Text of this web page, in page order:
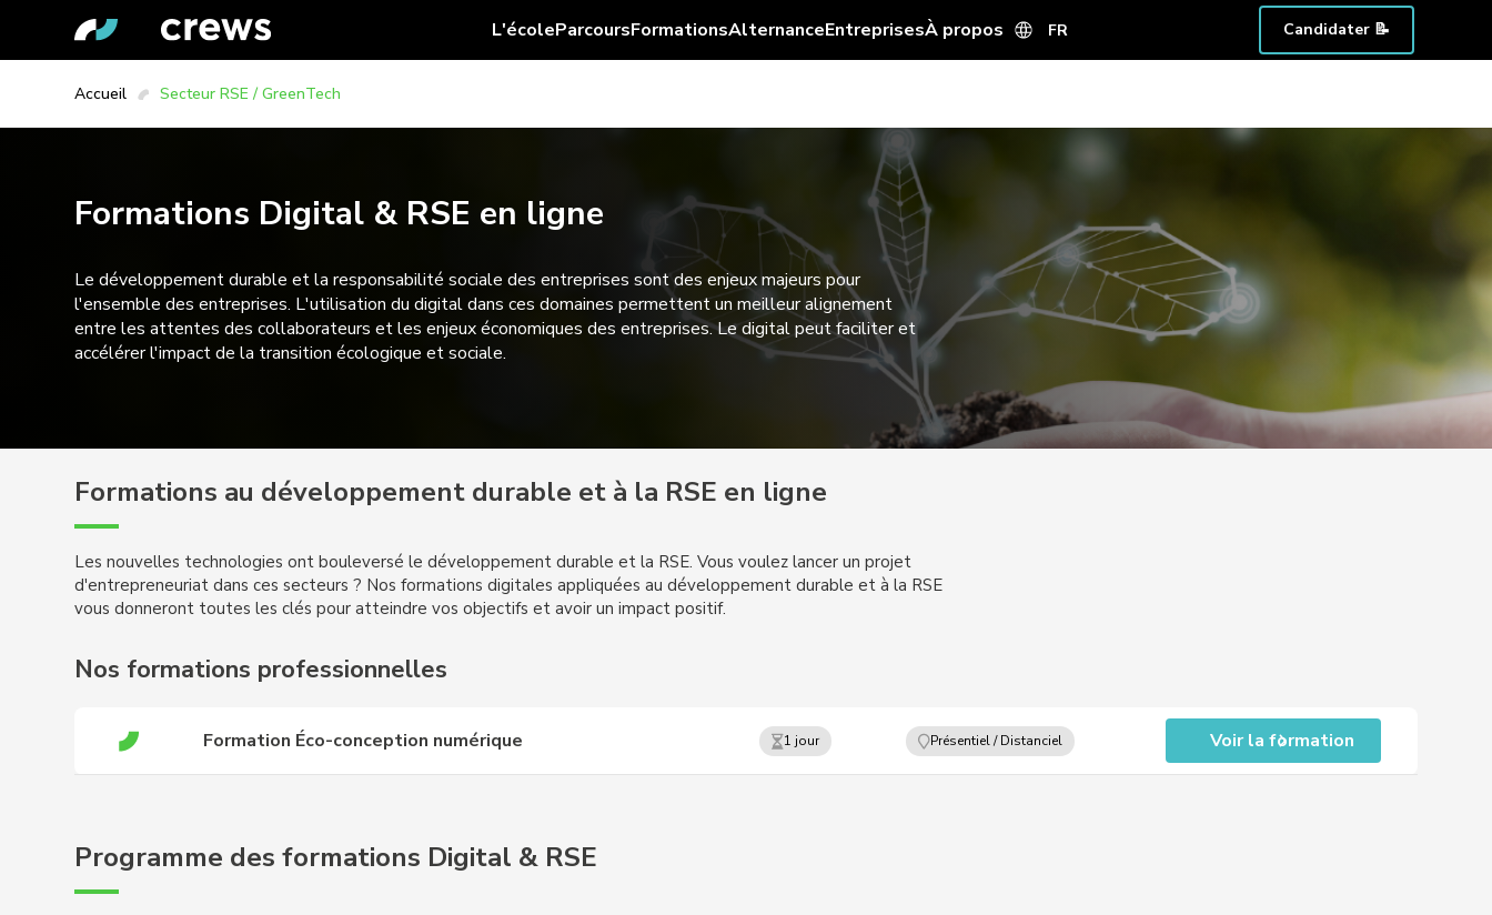
L'écoleParcoursFormationsAlternanceEntreprisesÀ propos FR Candidater 📝
Accueil Secteur RSE / GreenTech
Formations Digital & RSE en ligne
Le développement durable et la responsabilité sociale des entreprises sont des enjeux majeurs pour
l'ensemble des entreprises. L'utilisation du digital dans ces domaines permettent un meilleur alignement
entre les attentes des collaborateurs et les enjeux économiques des entreprises. Le digital peut faciliter et
accélérer l'impact de la transition écologique et sociale.
Formations au développement durable et à la RSE en ligne
Les nouvelles technologies ont bouleversé le développement durable et la RSE. Vous voulez lancer un projet
d'entrepreneuriat dans ces secteurs ? Nos formations digitales appliquées au développement durable et à la RSE
vous donneront toutes les clés pour atteindre vos objectifs et avoir un impact positif.
Nos formations professionnelles
Formation Éco-conception numérique 1 jour Présentiel / Distanciel Voir la formation
Programme des formations Digital & RSE